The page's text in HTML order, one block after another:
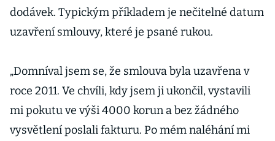
dodávek. Typickým příkladem je nečitelné datum
uzavření smlouvy, které je psané rukou.
„Domníval jsem se, že smlouva byla uzavřena v
roce 2011. Ve chvíli, kdy jsem ji ukončil, vystavili
mi pokutu ve výši 4000 korun a bez žádného
vysvětlení poslali fakturu. Po mém naléhání mi